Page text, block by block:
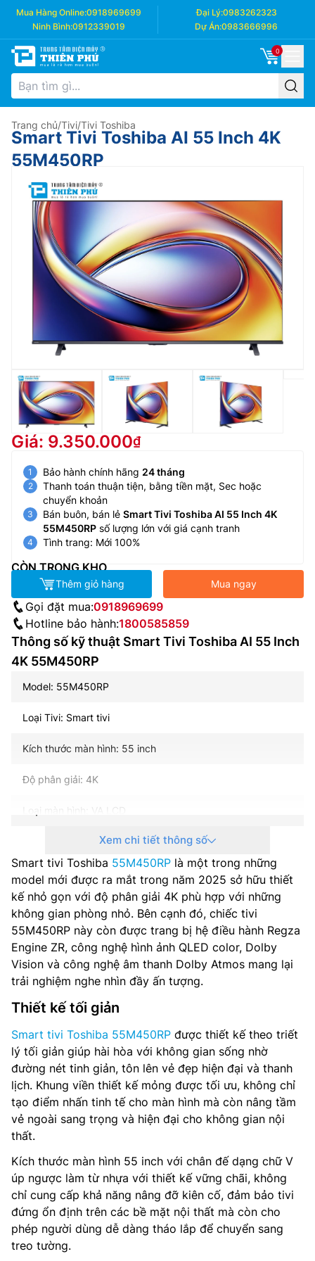
Mua Hàng Online:0918969699 Đại Lý:0983262323
Ninh Bình:0912339019 Dự Án:0983666996
0
Trang chủ/Tivi/Tivi Toshiba
Smart Tivi Toshiba AI 55 Inch 4K
55M450RP
Giá: 9.350.000
Bảo hành chính hãng 24 tháng
Thanh toán thuận tiện, bằng tiền mặt, Sec hoặc
chuyển khoản
Bán buôn, bán lẻ Smart Tivi Toshiba AI 55 Inch 4K
55M450RP số lượng lớn với giá cạnh tranh
Tình trang: Mới 100%
CÒN TRONG KHO
Thêm giỏ hàng Mua ngay
Gọi đặt mua:0918969699
Hotline bảo hành:1800585859
Thông số kỹ thuật Smart Tivi Toshiba AI 55 Inch
4K 55M450RP
Model: 55M450RP
Loại Tivi: Smart tivi
Kích thước màn hình: 55 inch
Độ phân giải: 4K
Loại màn hình: VA LCD
Loại đèn nền: LED nền (Direct LED)
Tần số quét: 60 Hz
Hệ điều hành – Giao diện: VIDAA U9
Bộ xử lý: AI Regza Engine ZR Gen 3
Tổng công suất loa: 24 W
Tìm kiếm bằng giọng nói: Điều khiển giọng nói rảnh tay,
Tìm kiếm giọng nói qua remote, Tìm kiếm bằng giọng nói
thông qua ứng dụng VIDAA kết nối trên điện thoại
Điều khiển tivi bằng điện thoại: Có, Thông qua ứng dụng
VIDAA kết nối trên điện thoại
Chia sẻ màn hình: AirPlay 2 ,DLNA, Miracast, Content
Truyền thanh Kỹ thuật số: DVB-T2 (*VN: DVB-T2C)
Kết nối: Wifi, HDMIx 2, HDMI eARC, eARC/ARC, Cổng
Optical , Cổng AV IN, headphone 3.5 mm
Điều khiển từ xa: Có
Xem chi tiết thông số
Smart tivi Toshiba 55M450RP là một trong những
model mới được ra mắt trong năm 2025 sở hữu thiết
kế nhỏ gọn với độ phân giải 4K phù hợp với những
không gian phòng nhỏ. Bên cạnh đó, chiếc tivi
55M450RP này còn được trang bị hệ điều hành Regza
Engine ZR, công nghệ hình ảnh QLED color, Dolby
Vision và công nghệ âm thanh Dolby Atmos mang lại
trải nghiệm nghe nhìn đầy ấn tượng.
Thiết kế tối giản
Smart tivi Toshiba 55M450RP được thiết kế theo triết
lý tối giản giúp hài hòa với không gian sống nhờ
đường nét tinh giản, tôn lên vẻ đẹp hiện đại và thanh
lịch. Khung viền thiết kế mỏng được tối ưu, không chỉ
tạo điểm nhấn tinh tế cho màn hình mà còn nâng tầm
vẻ ngoài sang trọng và hiện đại cho không gian nội
thất.
Kích thước màn hình 55 inch với chân đế dạng chữ V
úp ngược làm từ nhựa với thiết kế vững chãi, không
chỉ cung cấp khả năng nâng đỡ kiên cố, đảm bảo tivi
đứng ổn định trên các bề mặt nội thất mà còn cho
phép người dùng dễ dàng tháo lắp để chuyển sang
treo tường.